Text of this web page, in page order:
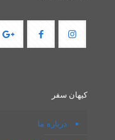
کیهان سفر
درباره ما